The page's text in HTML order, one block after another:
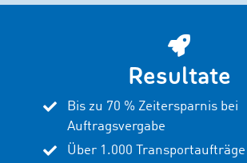
Resultate
Bis zu 70 % Zeitersparnis bei
Auftragsvergabe
Über 1.000 Transportaufträge